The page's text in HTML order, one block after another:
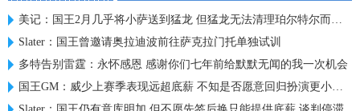
美记：国王2月几乎将小萨送到猛龙 但猛龙无法清理珀尔特尔而告吹
Slater：国王曾邀请奥拉迪波前往萨克拉门托单独试训
多特告别雷霆：永怀感恩 感谢你们七年前给默默无闻的我一次机会
国王GM：威少上赛季表现远超底薪 不知是否愿意回归扮演更小角色